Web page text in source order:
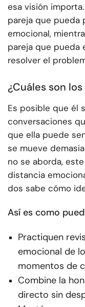
esa visión
pareja que pueda
emocional,
pareja que pueda
resolver el
¿Cuáles son
Es posible que él
conversaciones
que ella puede
se mueve
no se aborda,
distancia
dos sabe cómo
Así es como
Practiquen
emocional de
momentos de
Combine la
directo sin